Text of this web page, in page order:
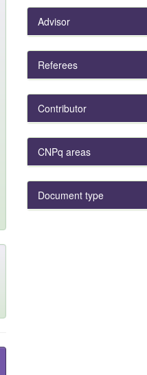
Advisor
Referees
Contributor
CNPq areas
Document type